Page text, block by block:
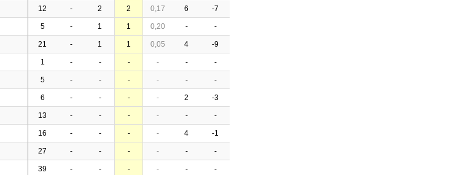
12 - 2 2 0,17 6 -7
5 - 1 1 0,20 - -
21 - 1 1 0,05 4 -9
1 - - - - - -
5 - - - - - -
6 - - - - 2 -3
13 - - - - - -
16 - - - - 4 -1
27 - - - - - -
39 - - - - - -